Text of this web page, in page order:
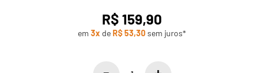
R$ 159,90
em 3x deR$ 53,30sem juros*